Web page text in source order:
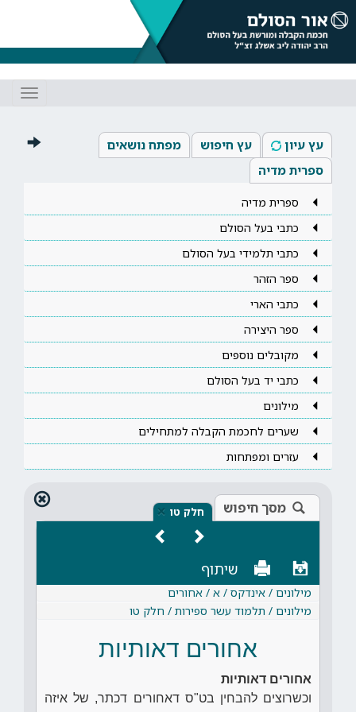
עץ עיון עץ חיפוש
מפתח נושאים
ספרית מדיה
ספרית מדיה
כתבי בעל הסולם
כתבי תלמידי בעל הסולם
ספר הזהר
כתבי הארי
ספר היצירה
מקובלים נוספים
כתבי יד בעל הסולם
מילונים
שערים לחכמת הקבלה למתחילים
עזרים ומפתחות
מסך חיפוש חלק טו ×
שיתוף
מילונים / אינדקס / א / אחורים
מילונים / תלמוד עשר ספירות / חלק טו
אחורים דאותיות
אחורים דאותיות
וכשרוצים להבחין בט"ס דאחורים דכתר, של איזה